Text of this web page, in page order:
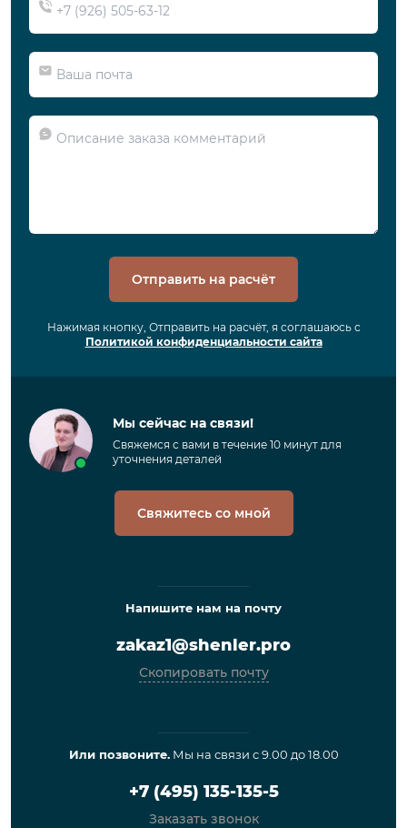
Отправить на расчёт
Нажимая кнопку, Отправить на расчёт, я соглашаюсь с
Политикой конфиденциальности сайта
Мы сейчас на связи!
Свяжемся с вами в течение 10 минут для
уточнения деталей
Свяжитесь со мной
Напишите нам на почту
zakaz1@shenler.pro
Скопировать почту
Или позвоните.Мы на связи с 9.00 до 18.00
+7 (495) 135-135-5
Заказать звонок